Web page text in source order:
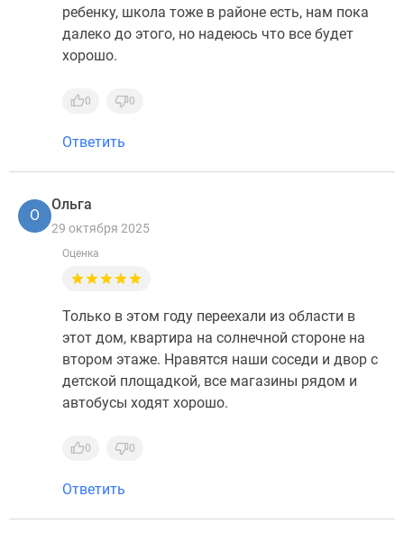
ребенку, школа тоже в районе есть, нам пока
далеко до этого, но надеюсь что все будет
хорошо.
0 0
Ответить
О
Ольга
29 октября 2025
Оценка
Только в этом году переехали из области в
этот дом, квартира на солнечной стороне на
втором этаже. Нравятся наши соседи и двор с
детской площадкой, все магазины рядом и
автобусы ходят хорошо.
0 0
Ответить